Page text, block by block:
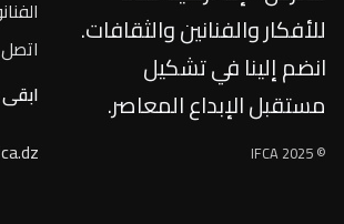
للأفكار والفنانين والثقافات.
انضم إلينا في تشكيل
مستقبل الإبداع المعاصر.
© IFCA 2025
اتصل